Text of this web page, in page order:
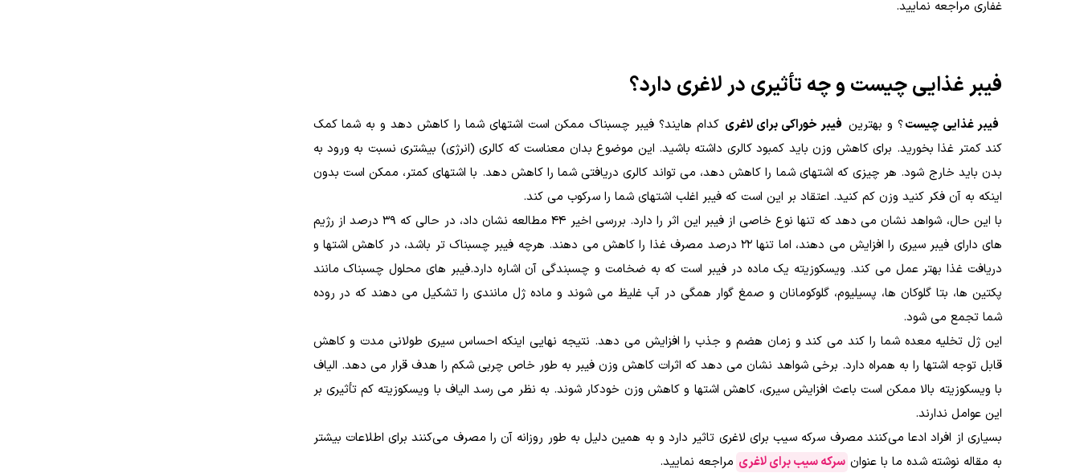
غفاری مراجعه نمایید.
فیبر غذایی چیست و چه تأثیری در لاغری دارد؟
فیبر غذایی چیست؟ و بهترین فیبر خوراکی برای لاغری کدام هایند؟ فیبر چسبناک ممکن است اشتهای شما را کاهش دهد و به شما کمک
کند کمتر غذا بخورید. برای کاهش وزن باید کمبود کالری داشته باشید. این موضوع بدان معناست که کالری (انرژی) بیشتری نسبت به ورود به
بدن باید خارج شود. هر چیزی که اشتهای شما را کاهش دهد، می تواند کالری دریافتی شما را کاهش دهد. با اشتهای کمتر، ممکن است بدون
اینکه به آن فکر کنید وزن کم کنید. اعتقاد بر این است که فیبر اغلب اشتهای شما را سرکوب می کند.
با این حال، شواهد نشان می دهد که تنها نوع خاصی از فیبر این اثر را دارد. بررسی اخیر 44 مطالعه نشان داد، در حالی که 39 درصد از رژیم
های دارای فیبر سیری را افزایش می دهند، اما تنها 22 درصد مصرف غذا را کاهش می دهند. هرچه فیبر چسبناک تر باشد، در کاهش اشتها و
دریافت غذا بهتر عمل می کند. ویسکوزیته یک ماده در فیبر است که به ضخامت و چسبندگی آن اشاره دارد.فیبر های محلول چسبناک مانند
پکتین ها، بتا گلوکان ها، پسیلیوم، گلوکومانان و صمغ گوار همگی در آب غلیظ می شوند و ماده ژل مانندی را تشکیل می دهند که در روده
شما تجمع می شود.
این ژل تخلیه معده شما را کند می کند و زمان هضم و جذب را افزایش می دهد. نتیجه نهایی اینکه احساس سیری طولانی مدت و کاهش
قابل توجه اشتها را به همراه دارد. برخی شواهد نشان می دهد که اثرات کاهش وزن فیبر به طور خاص چربی شکم را هدف قرار می دهد. الیاف
با ویسکوزیته بالا ممکن است باعث افزایش سیری، کاهش اشتها و کاهش وزن خودکار شوند. به نظر می رسد الیاف با ویسکوزیته کم تأثیری بر
این عوامل ندارند.
بسیاری از افراد ادعا می‌کنند مصرف سرکه سیب برای لاغری تاثیر دارد و به همین دلیل به طور روزانه آن را مصرف می‌کنند برای اطلاعات بیشتر
به مقاله نوشته شده ما با عنوان سرکه سیب برای لاغری مراجعه نمایید.